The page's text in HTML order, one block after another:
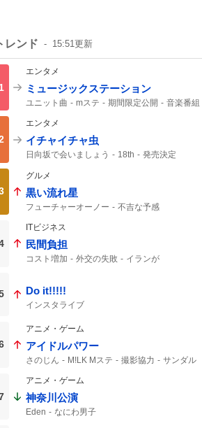
レンド 15:51更新
1
エンタメ
ミュージックステーション
ユニット曲 mステ 期間限定公開
音楽番組
エンタメ
イチャイチャ虫
日向坂で会いましょう 18th
発売決定
グルメ
黒い流れ星
フューチャーオーノー
不吉な予感
ITビジネス
民間負担
コスト増加 外交の失敗
イランが
Do it!!!!!
インスタライブ
アニメ・ゲーム
アイドルパワー
さのじん M!LK Mステ 撮影協力 サンダル
アニメ・ゲーム
神奈川公演
Eden なにわ男子